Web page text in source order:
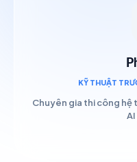
KỸ THUẬT
Chuyên gia thi công hệ